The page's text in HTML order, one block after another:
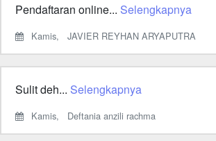
Pendaftaran online... Selengkapnya
Kamis, JAVIER REYHAN ARYAPUTRA
Sulit deh... Selengkapnya
Kamis, Deftania anzili rachma